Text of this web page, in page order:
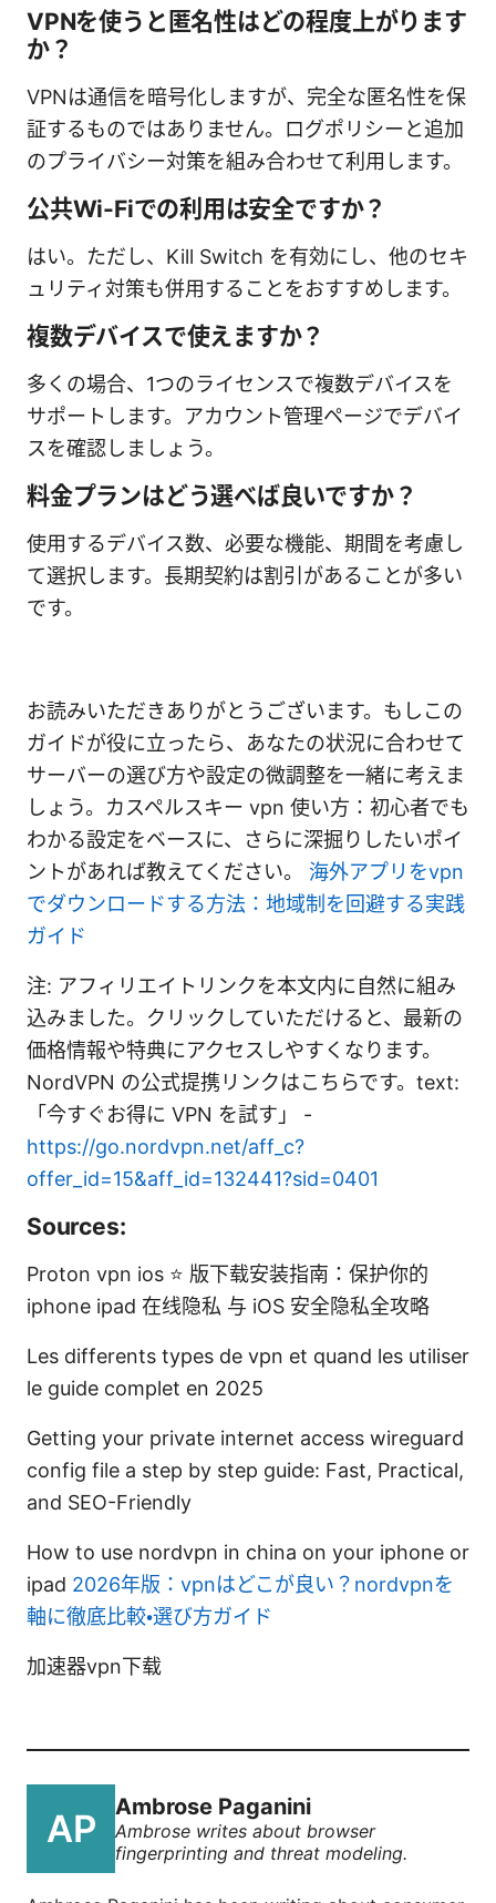
VPNを使うと匿名性はどの程度上がります
か？
VPNは通信を暗号化しますが、完全な匿名性を保
証するものではありません。ログポリシーと追加
のプライバシー対策を組み合わせて利用します。
公共Wi-Fiでの利用は安全ですか？
はい。ただし、Kill Switch を有効にし、他のセキ
ュリティ対策も併用することをおすすめします。
複数デバイスで使えますか？
多くの場合、1つのライセンスで複数デバイスを
サポートします。アカウント管理ページでデバイ
スを確認しましょう。
料金プランはどう選べば良いですか？
使用するデバイス数、必要な機能、期間を考慮し
て選択します。長期契約は割引があることが多い
です。
お読みいただきありがとうございます。もしこの
ガイドが役に立ったら、あなたの状況に合わせて
サーバーの選び方や設定の微調整を一緒に考えま
しょう。カスペルスキー vpn 使い方：初心者でも
わかる設定をベースに、さらに深掘りしたいポイ
ントがあれば教えてください。 海外アプリをvpn
でダウンロードする方法：地域制を回避する実践
ガイド
注: アフィリエイトリンクを本文内に自然に組み
込みました。クリックしていただけると、最新の
価格情報や特典にアクセスしやすくなります。
NordVPN の公式提携リンクはこちらです。text:
「今すぐお得に VPN を試す」 -
https://go.nordvpn.net/aff_c?
offer_id=15&aff_id=132441?sid=0401
Sources:
Proton vpn ios ⭐ 版下载安装指南：保护你的
iphone ipad 在线隐私 与 iOS 安全隐私全攻略
Les differents types de vpn et quand les utiliser
le guide complet en 2025
Getting your private internet access wireguard
config file a step by step guide: Fast, Practical,
and SEO-Friendly
How to use nordvpn in china on your iphone or
ipad 2026年版：vpnはどこが良い？nordvpnを
軸に徹底比較・選び方ガイド
加速器vpn下载
Ambrose Paganini
Ambrose writes about browser
fingerprinting and threat modeling.